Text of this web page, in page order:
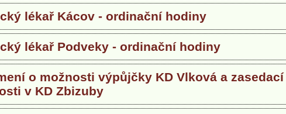
lékař Kácov - ordinační hodiny
lékař Podveky - ordinační hodiny
o možnosti výpůjčky KD Vlková a zasedací
v KD Zbizuby